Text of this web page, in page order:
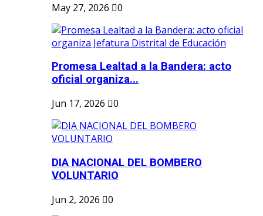
May 27, 2026
0
Promesa Lealtad a la Bandera: acto
oficial organiza...
Jun 17, 2026
0
DIA NACIONAL DEL BOMBERO
VOLUNTARIO
Jun 2, 2026
0